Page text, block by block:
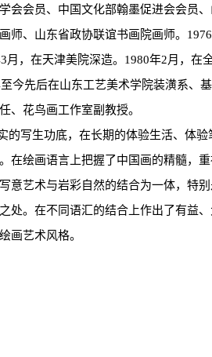
会会员、中国文化部翰墨促进会会员
师、山东省政协联谊书画院画师。
月，在天津美院深造。1980年2月，在
今先后在山东工艺美术学院装潢系、基
、花鸟画工作室副教授。
写生功底，在长期的体验生活、体验
在绘画语言上把握了中国画的精髓，重
意艺术与岩彩自然的结合为一体，特
处。在不同语汇的结合上作出了有益
画艺术风格。